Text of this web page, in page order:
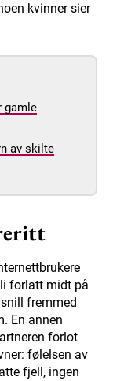
kvinner sier
gamle
av skilte
forlatt midt på
fremmed
En annen
forlot
følelsen av
fjell, ingen